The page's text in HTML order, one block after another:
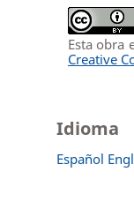
Esta obra
Creative
Idioma
Español